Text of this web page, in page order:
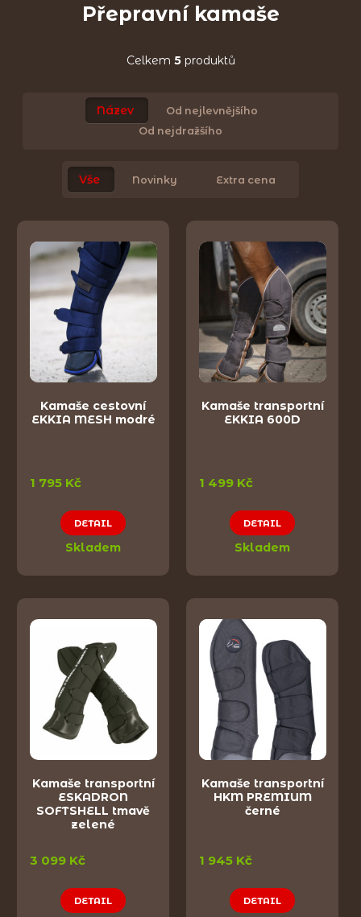
Přepravní kamaše
Celkem 5produktů
Název
Od nejlevnějšího
Od nejdražšího
Vše Novinky Extra cena
Kamaše cestovní
EKKIA MESH modré
1 795 Kč
DETAIL
Skladem
Kamaše transportní
EKKIA 600D
1 499 Kč
DETAIL
Skladem
Kamaše transportní
ESKADRON
SOFTSHELL tmavě
zelené
3 099 Kč
DETAIL
Kamaše transportní
HKM PREMIUM
černé
1 945 Kč
DETAIL